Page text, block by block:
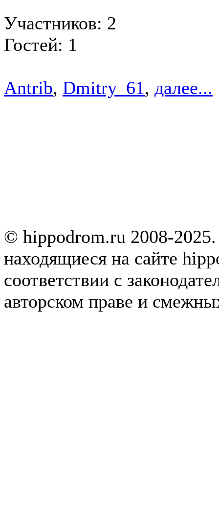
Участников: 2
Гостей: 1
Antrib, Dmitry_61, далее...
© hippodrom.ru 2008-
находящиеся на сайте
соответствии с
авторском праве и